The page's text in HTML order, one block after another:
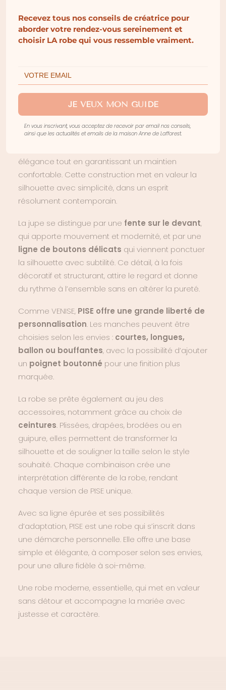
d’Anne de Lafforest, reprend la ligne emblématique
du modèle VENISE dans une version entièrement
crêpe
silhouetteplus minimaliste, plus pure
conservant la justesse de la coupe initiale.
Entièrement réalisée en crêpe, PISE séduit par la
fluidité de son tombé et la netteté de ses lignes. Le
décolleté en V à l’avant, équilibré par unV
élégance tout en garantissant un maintien
confortable. Cette construction met en valeur la
silhouette avec simplicité, dans un esprit
résolument contemporain.
La jupe se distingue par une fente sur le devant,
qui apporte mouvement et modernité, et par une
ligne de boutons délicats qui viennent ponctuer
la silhouette avec subtilité. Ce détail, à la fois
décoratif et structurant, attire le regard et donne
du rythme à l’ensemble sans en altérer la pureté.
Comme VENISE, PISE offre une grande liberté de
personnalisation. Les manches peuvent être
choisies selon les envies : courtes, longues,
ballon ou bouffantes, avec la possibilité d’ajouter
un poignet boutonné pour une finition plus
marquée.
La robe se prête également au jeu des
accessoires, notamment grâce au choix de
ceintures. Plissées, drapées, brodées ou en
guipure, elles permettent de transformer la
silhouette et de souligner la taille selon le style
souhaité. Chaque combinaison crée une
interprétation différente de la robe, rendant
chaque version de PISE unique.
Avec sa ligne épurée et ses possibilités
d’adaptation, PISE est une robe qui s’inscrit dans
une démarche personnelle. Elle offre une base
simple et élégante, à composer selon ses envies,
pour une allure fidèle à soi-même.
Une robe moderne, essentielle, qui met en valeur
sans détour et accompagne la mariée avec
justesse et caractère.
Recevez tous nos conseils de créatrice pour
aborder votre rendez-vous sereinement et
choisir LA robe qui vous ressemble vraiment.
JE VEUX MON GUIDE
En vous inscrivant, vous acceptez de recevoir par email nos conseils,
ainsi que les actualités et emails de la maison Anne de Lafforest.